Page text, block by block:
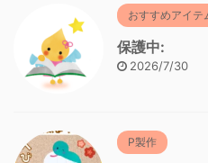
おすすめアイテ
保護中:
2026/7/30
P製作